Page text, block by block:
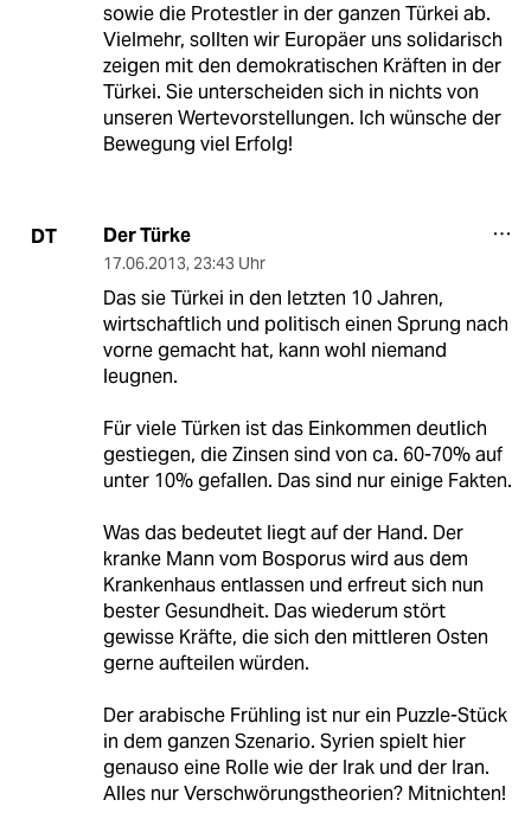
sowie die Protestler in der ganzen Türkei ab.
Vielmehr, sollten wir Europäer uns solidarisch
zeigen mit den demokratischen Kräften in der
Türkei. Sie unterscheiden sich in nichts von
unseren Wertevorstellungen. Ich wünsche der
Bewegung viel Erfolg!
DT Der Türke
17.06.2013, 23:43 Uhr
Das sie Türkei in den letzten 10 Jahren,
wirtschaftlich und politisch einen Sprung nach
vorne gemacht hat, kann wohl niemand
leugnen.
Für viele Türken ist das Einkommen deutlich
gestiegen, die Zinsen sind von ca. 60-70% auf
unter 10% gefallen. Das sind nur einige Fakten.
Was das bedeutet liegt auf der Hand. Der
kranke Mann vom Bosporus wird aus dem
Krankenhaus entlassen und erfreut sich nun
bester Gesundheit. Das wiederum stört
gewisse Kräfte, die sich den mittleren Osten
gerne aufteilen würden.
Der arabische Frühling ist nur ein Puzzle-Stück
in dem ganzen Szenario. Syrien spielt hier
genauso eine Rolle wie der Irak und der Iran.
Alles nur Verschwörungstheorien? Mitnichten!